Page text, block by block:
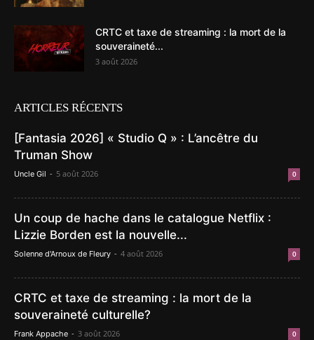
CRTC et taxe de streaming : la mort de la
souveraineté...
3 août 2026
ARTICLES RÉCENTS
[Fantasia 2026] « Studio Q » : L’ancêtre du
Truman Show
Uncle Gil - 5 août 2026 0
Un coup de hache dans le catalogue Netflix :
Lizzie Borden est la nouvelle...
Solenne d'Arnoux de Fleury - 4 août 2026 0
CRTC et taxe de streaming : la mort de la
souveraineté culturelle?
Frank Appache - 3 août 2026 0